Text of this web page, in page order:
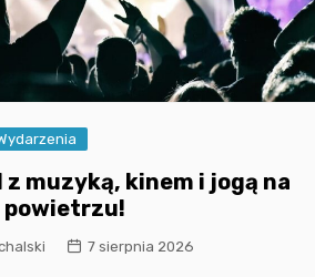
z muzyką, kinem i jogą na
powietrzu!
7 sierpnia 2026